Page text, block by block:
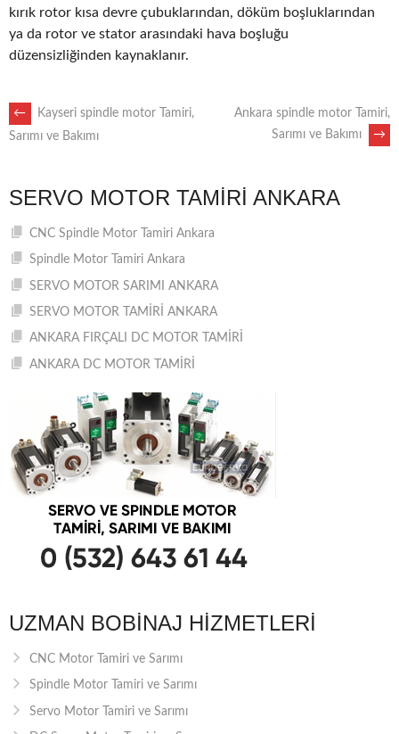
kırık rotor kısa devre çubuklarından, döküm boşluklarından
ya da rotor ve stator arasındaki hava boşluğu
düzensizliğinden kaynaklanır.
POST
←
Kayseri spindle motor Tamiri,
Sarımı ve Bakımı
Ankara spindle motor Tamiri,
Sarımı ve Bakımı
→
SERVO MOTOR TAMIRI ANKARA
CNC Spindle Motor Tamiri Ankara
Spindle Motor Tamiri Ankara
SERVO MOTOR SARIMI ANKARA
SERVO MOTOR TAMİRİ ANKARA
ANKARA FIRÇALI DC MOTOR TAMİRİ
ANKARA DC MOTOR TAMİRİ
UZMAN BOBINAJ HIZMETLERI
CNC Motor Tamiri ve Sarımı
Spindle Motor Tamiri ve Sarımı
Servo Motor Tamiri ve Sarımı